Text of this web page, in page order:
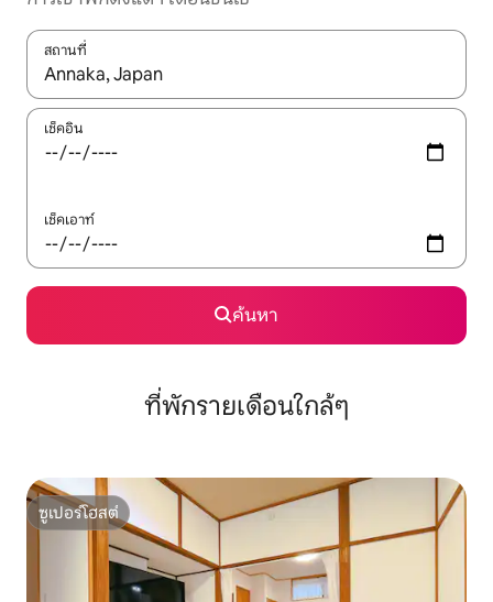
สถานที่
ใช้ลูกศรขึ้นลง หรือใช้การสัมผัสหรือปัด เพื่อสำรวจผลการค้นหา
เช็คอิน
เช็คเอาท์
ค้นหา
ที่พักรายเดือนใกล้ๆ
ซูเปอร์โฮสต์
ซูเปอร์โฮสต์